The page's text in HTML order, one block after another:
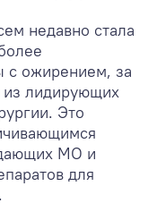
недавно стала
с ожирением, за
из лидирующих
Это
МО и
для